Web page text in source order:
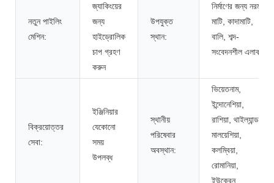
নতুন পাইলিং
মেশিন:
জ্যাকিংয়ের
জন্য
হাইড্রোলিক
চাপ গ্রহণ
করুন
উপযুক্ত
স্থান:
নির্মাণের জন্য নরম
মাটি, কাদামাটি,
বালি, শব্দ-
সংবেদনশীল এলাকা
বিক্রয়োত্তর
সেবা:
ইঞ্জিনিয়ার
যেকোনো
সময়
উপলব্ধ
স্থানীয়
পরিষেবার
অবস্থান:
ভিয়েতনাম,
ইন্দোনেশিয়া,
রাশিয়া, থাইল্যান্ড,
মালয়েশিয়া,
কলম্বিয়া,
রোমানিয়া,
ইউক্রেন